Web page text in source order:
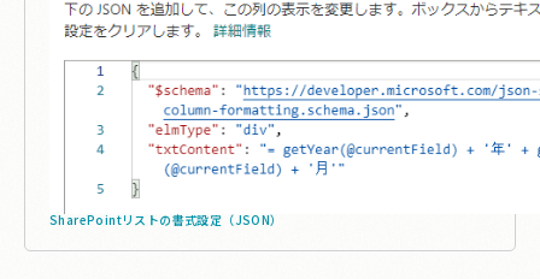
SharePointリストの書式設定（JSON）